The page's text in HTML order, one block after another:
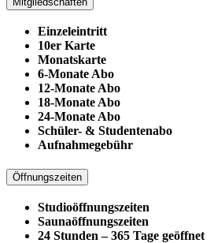
Einzeleintritt
10er Karte
Monatskarte
6-Monate Abo
12-Monate Abo
18-Monate Abo
24-Monate Abo
Schüler- & Studentenabo
Aufnahmegebühr
Öffnungszeiten
Studioöffnungszeiten
Saunaöffnungszeiten
24 Stunden – 365 Tage geöffnet